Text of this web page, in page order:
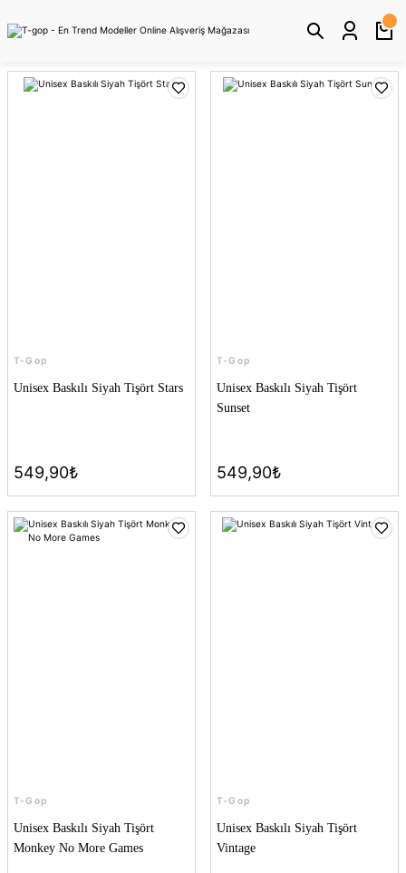
T-Gop
Unisex Baskılı Siyah Tişört Stars
549,90₺
T-Gop
Unisex Baskılı Siyah Tişört
Sunset
549,90₺
T-Gop
Unisex Baskılı Siyah Tişört
Monkey No More Games
T-Gop
Unisex Baskılı Siyah Tişört
Vintage